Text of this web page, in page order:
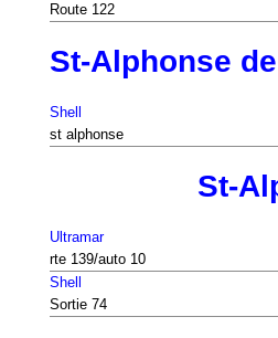
Route 122
St-Alphonse
Shell
st alphonse
St-
Ultramar
rte 139/auto 10
Shell
Sortie 74